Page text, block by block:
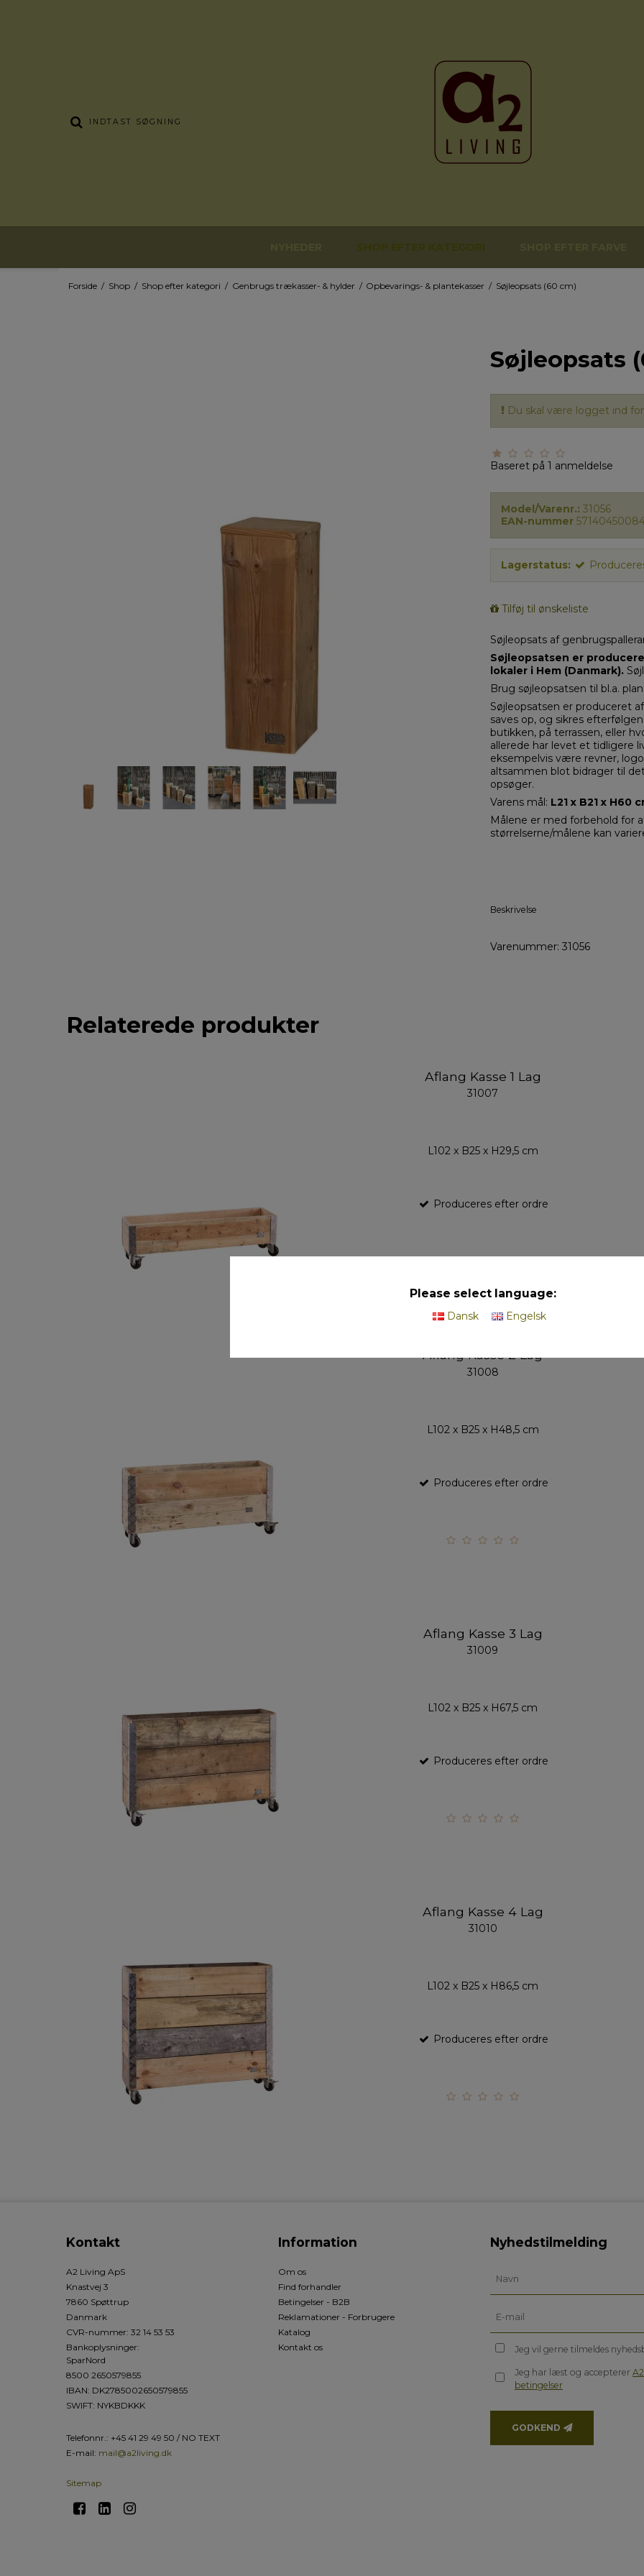
SHOP EFTER KATEGORI
Forside / Shop / Shop efter kategori / Genbrugs trækasser- & hylder / Opbevarings- & plantekasser / Søjleopsats (60 cm)
Søjleopsats
Du skal være logget ind
Baseret på 1 anmeldelse
Model/Varenr.: 31056
EAN-nummer
Lagerstatus:
Tilføj til ønskeliste
Søjleopsats af
Søjleopsatsen er
lokaler i Hem (Danmark).
Brug søjleopsatsen til bl.a.
Søjleopsatsen er produceret
saves op, og sikres
butikken, på terrassen, eller
allerede har levet et tidligere
eksempelvis være revner,
altsammen blot bidrager til
opsøger.
Varens mål: L21 x B21 x H60
Målene er med forbehold for
størrelserne/målene kan
Beskrivelse
Varenummer: 31056
Relaterede produkter
Aflang Kasse 1 Lag
31007
L102 x B25 x H29,5 cm
Produceres efter ordre
Aflang Kasse 2 Lag
31008
L102 x B25 x H48,5 cm
Produceres efter ordre
Aflang Kasse 3 Lag
31009
L102 x B25 x H67,5 cm
Produceres efter ordre
Aflang Kasse 4 Lag
31010
L102 x B25 x H86,5 cm
Produceres efter ordre
Kontakt
A2 Living ApS
Knastvej 3
7860 Spøttrup
Danmark
CVR-nummer: 32 14 53 53
Bankoplysninger:
SparNord
8500 2650579855
IBAN: DK2785002650579855
SWIFT: NYKBDKKK
Telefonnr.: +45 41 29 49 50 / NO TEXT
E-mail: mail@a2living.dk
Sitemap
Information
Om os
Find forhandler
Betingelser - B2B
Reklamationer - Forbrugere
Katalog
Kontakt os
Nyhedstilmelding
Jeg vil gerne tilmeldes
Jeg har læst og accepterer
betingelser
GODKEND
Please select language:
Dansk Engelsk